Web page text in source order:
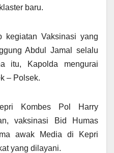
baru.
kegiatan Vaksinasi yang
Abdul Jamal selalu
itu, Kapolda mengurai
– Polsek.
Kombes Pol Harry
vaksinasi Bid Humas
awak Media di Kepri
yang dilayani.